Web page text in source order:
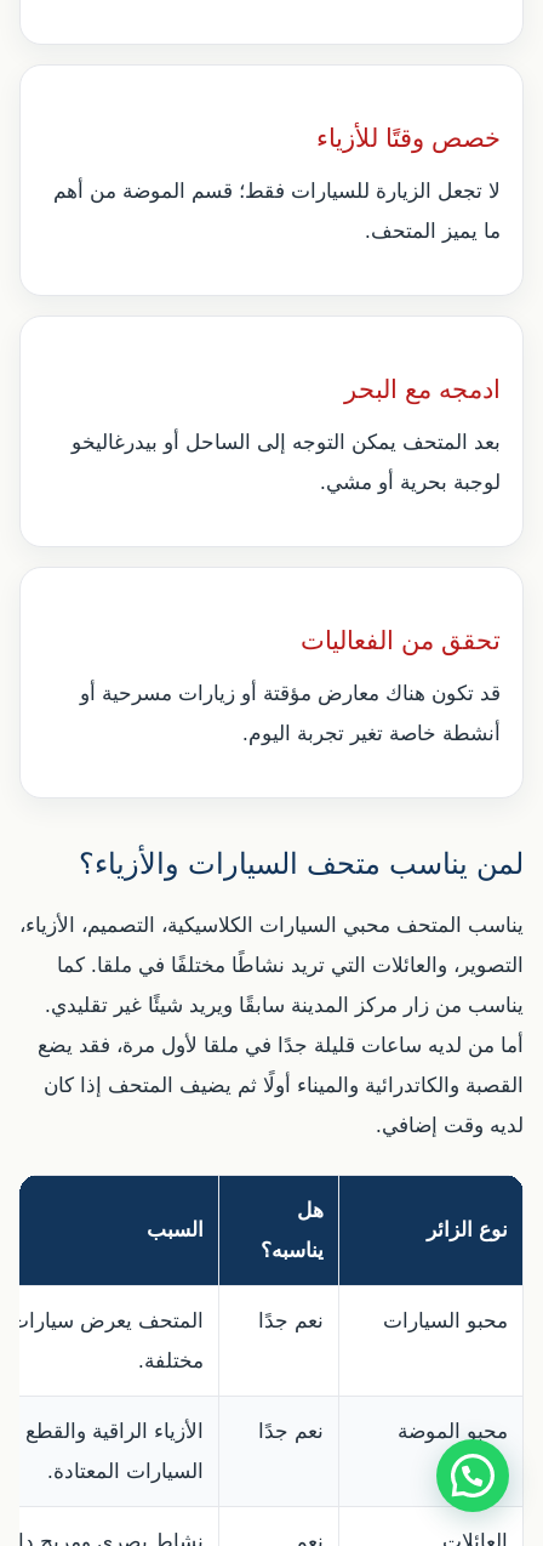
خصص وقتًا للأزياء
لا تجعل الزيارة للسيارات فقط؛ قسم الموضة من أهم
ما يميز المتحف.
ادمجه مع البحر
بعد المتحف يمكن التوجه إلى الساحل أو بيدرغاليخو
لوجبة بحرية أو مشي.
تحقق من الفعاليات
قد تكون هناك معارض مؤقتة أو زيارات مسرحية أو
أنشطة خاصة تغير تجربة اليوم.
لمن يناسب متحف السيارات والأزياء؟
يناسب المتحف محبي السيارات الكلاسيكية، التصميم، الأزياء،
التصوير، والعائلات التي تريد نشاطًا مختلفًا في ملقا. كما
يناسب من زار مركز المدينة سابقًا ويريد شيئًا غير تقليدي.
أما من لديه ساعات قليلة جدًا في ملقا لأول مرة، فقد يضع
القصبة والكاتدرائية والميناء أولًا ثم يضيف المتحف إذا كان
لديه وقت إضافي.
نوع الزائر
هل
يناسبه؟
السبب
محبو السيارات نعم جدًا
المتحف يعرض سيارات
مختلفة.
محبو الموضة نعم جدًا
الأزياء الراقية
السيارات المعتادة.